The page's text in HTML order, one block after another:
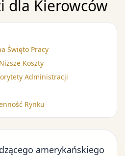
dla Kierowców
Święto Pracy
Koszty
Administracji
Rynku
amerykańskiego